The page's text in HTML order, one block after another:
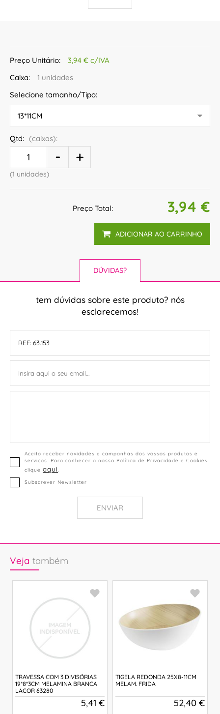
Preço Unitário:
3,94 € c/IVA
Caixa:
1 unidades
Selecione tamanho/Tipo:
Qtd: (caixas):
(1 unidades)
Preço Total: 3,94 €
ADICIONAR AO CARRINHO
DÚVIDAS?
tem dúvidas sobre este produto? nós
esclarecemos!
Aceito receber novidades e campanhas dos vossos produtos e
serviços. Para conhecer a nossa Política de Privacidade e Cookies
clique aqui.
Subscrever Newsletter
ENVIAR
Veja também
TRAVESSA COM 3 DIVISÓRIAS
19*8*3CM MELAMINA BRANCA
LACOR 63280
5,41 €
TIGELA REDONDA 25X8-11CM
MELAM. FRIDA
52,40 €